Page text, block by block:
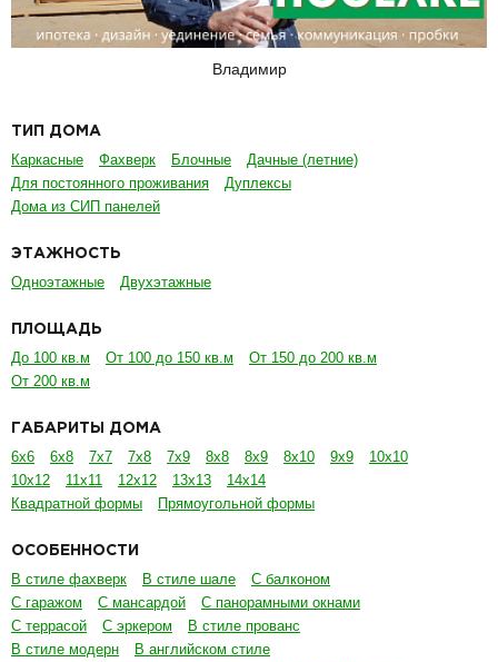
Владимир
ТИП ДОМА
Каркасные Фахверк Блочные
Дачные (летние)
Для постоянного проживания
Дуплексы
Дома из СИП панелей
ЭТАЖНОСТЬ
Одноэтажные Двухэтажные
ПЛОЩАДЬ
До 100 кв.м От 100 до 150 кв.м
От 150 до 200 кв.м
От 200 кв.м
ГАБАРИТЫ ДОМА
6х6 6х8 7х7 7х8 7х9 8х8 8х9 8х10 9х9
10х10
10х12
11х11 12х12 13х13
14х14
Квадратной формы
Прямоугольной формы
ОСОБЕННОСТИ
В стиле фахверк В стиле шале
С балконом
С гаражом
С мансардой
С панорамными окнами
С террасой
С эркером
В стиле прованс
В стиле модерн
В английском стиле